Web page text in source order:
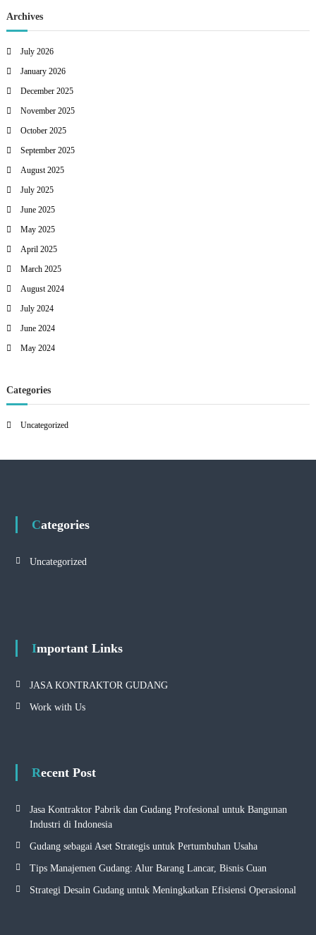
Archives
July 2026
January 2026
December 2025
November 2025
October 2025
September 2025
August 2025
July 2025
June 2025
May 2025
April 2025
March 2025
August 2024
July 2024
June 2024
May 2024
Categories
Uncategorized
Categories
Uncategorized
Important Links
JASA KONTRAKTOR GUDANG
Work with Us
Recent Post
Jasa Kontraktor Pabrik dan Gudang Profesional untuk Bangunan
Industri di Indonesia
Gudang sebagai Aset Strategis untuk Pertumbuhan Usaha
Tips Manajemen Gudang: Alur Barang Lancar, Bisnis Cuan
Strategi Desain Gudang untuk Meningkatkan Efisiensi Operasional